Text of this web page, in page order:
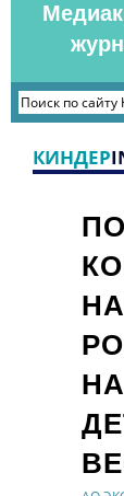
КИНДЕР